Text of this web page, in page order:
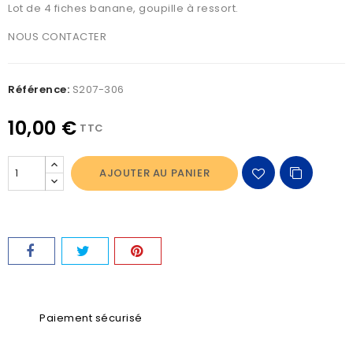
Lot de 4 fiches banane, goupille à ressort.
NOUS CONTACTER
Référence: S207-306
10,00 € TTC
AJOUTER AU PANIER
Paiement sécurisé